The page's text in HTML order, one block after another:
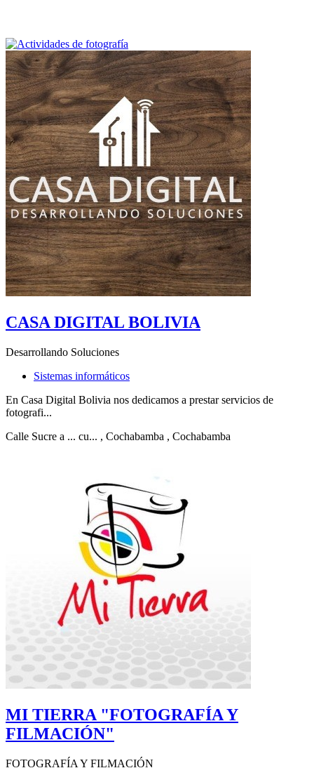
CASA DIGITAL BOLIVIA
Desarrollando Soluciones
Sistemas informáticos
En Casa Digital Bolivia nos dedicamos a prestar servicios de
fotografi...
Calle Sucre a ... cu... , Cochabamba , Cochabamba
MI TIERRA "FOTOGRAFÍA Y
FILMACIÓN"
FOTOGRAFÍA Y FILMACIÓN